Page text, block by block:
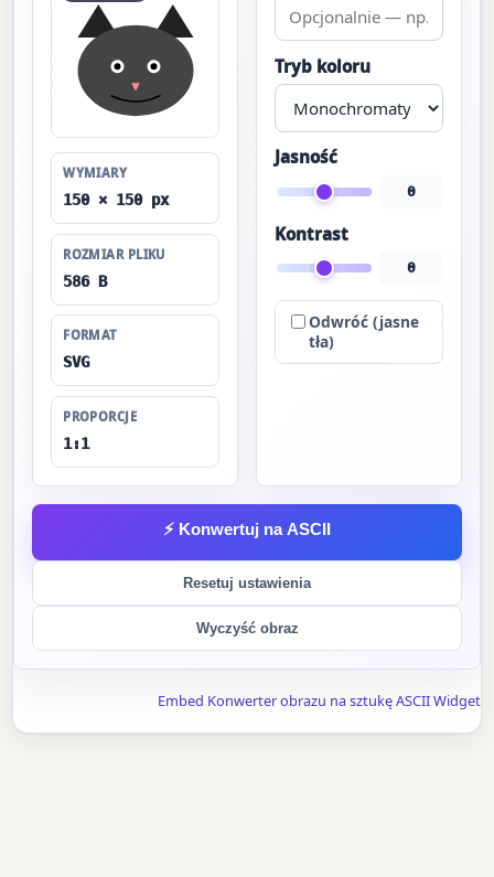
WYMIARY
150 × 150 px
ROZMIAR PLIKU
586 B
FORMAT
SVG
PROPORCJE
1:1
Tryb koloru
Jasność
0
Kontrast
0
Odwróć (jasne
tła)
⚡ Konwertuj na ASCII
Resetuj ustawienia
Wyczyść obraz
Embed Konwerter obrazu na sztukę ASCII Widget